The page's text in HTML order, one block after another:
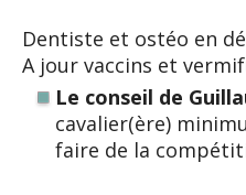
Dentiste et ostéo en
A jour vaccins et
Le conseil de
cavalier(ère)
faire de la